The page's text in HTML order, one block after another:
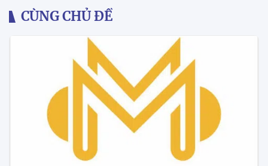
CÙNG CHỦ ĐỀ